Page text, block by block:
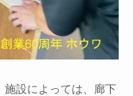
施設によっては、廊下